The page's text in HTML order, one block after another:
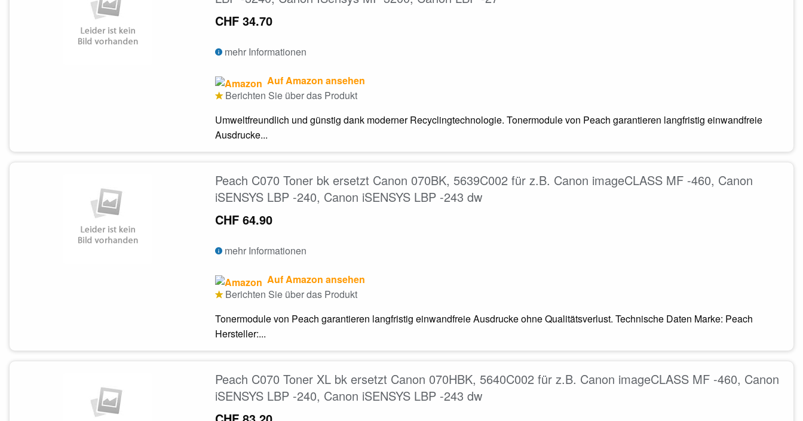
CHF 34.70
mehr Informationen
Auf Amazon ansehen
Berichten Sie über das Produkt
Umweltfreundlich und günstig dank moderner Recyclingtechnologie. Tonermodule von Peach garantieren langfristig einwandfreie
Ausdrucke...
Peach C070 Toner bk ersetzt Canon 070BK, 5639C002 für z.B. Canon imageCLASS MF -460, Canon
iSENSYS LBP -240, Canon iSENSYS LBP -243 dw
CHF 64.90
mehr Informationen
Auf Amazon ansehen
Berichten Sie über das Produkt
Tonermodule von Peach garantieren langfristig einwandfreie Ausdrucke ohne Qualitätsverlust. Technische Daten Marke: Peach
Hersteller:...
Peach C070 Toner XL bk ersetzt Canon 070HBK, 5640C002 für z.B. Canon imageCLASS MF -460, Canon
iSENSYS LBP -240, Canon iSENSYS LBP -243 dw